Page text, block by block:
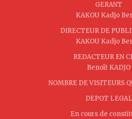
GERANT
KAKOU Kadjo
DIRECTEUR DE
KAKOU Kadjo
REDACTEUR EN
Benoît KADJO
NOMBRE DE VISITEURS
DEPOT LEGAL
En cours de